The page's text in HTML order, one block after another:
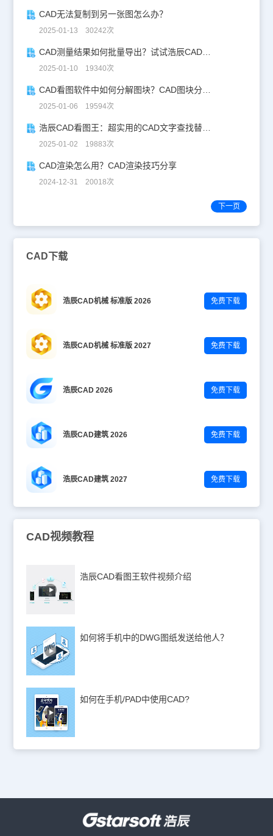
CAD无法复制到另一张图怎么办？
2025-01-13 30242次
CAD测量结果如何批量导出？试试浩辰CAD看图王！
2025-01-10 19340次
CAD看图软件中如何分解图块？CAD图块分解详解！
2025-01-06 19594次
浩辰CAD看图王：超实用的CAD文字查找替换技巧分享！
2025-01-02 19883次
CAD渲染怎么用？CAD渲染技巧分享
2024-12-31 20018次
下一页
CAD下载
浩辰CAD机械 标准版 2026 免费下载
浩辰CAD机械 标准版 2027 免费下载
浩辰CAD 2026 免费下载
浩辰CAD建筑 2026 免费下载
浩辰CAD建筑 2027 免费下载
CAD视频教程
浩辰CAD看图王软件视频介绍
如何将手机中的DWG图纸发送给他人？
如何在手机/PAD中使用CAD?